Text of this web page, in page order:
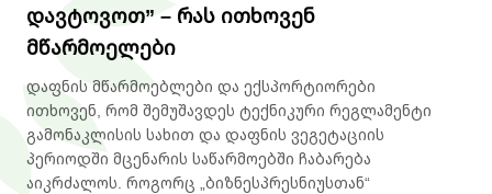
დავტოვოთ” – რას ითხოვენ
მწარმოელები
დაფნის მწარმოებლები და ექსპორტიორები
ითხოვენ, რომ შემუშავდეს ტექნიკური რეგლამენტი
გამონაკლისის სახით და დაფნის ვეგეტაციის
პერიოდში მცენარის საწარმოებში ჩაბარება
აიკრძალოს. როგორც „ბიზნესპრესნიუსთან“